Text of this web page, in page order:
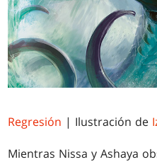
Regresión | Ilustración de
Mientras Nissa y Ashaya